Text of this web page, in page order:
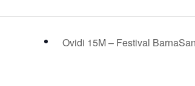
Ovidi 15M – Festival